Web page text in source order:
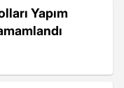
Yapım